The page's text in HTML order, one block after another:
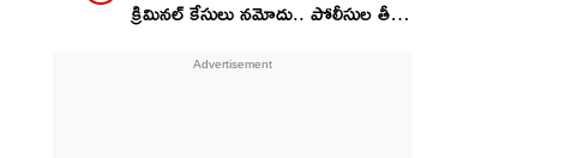
క్రిమినల్ కేసులు నమోదు.. పోలీసుల తీవ్ర